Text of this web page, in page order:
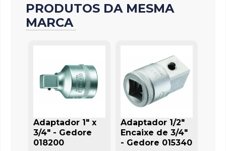
PRODUTOS DA MESMA
MARCA
Adaptador 1" x
3/4" - Gedore
018200
Adaptador 1/2"
Encaixe de 3/4"
- Gedore 015340